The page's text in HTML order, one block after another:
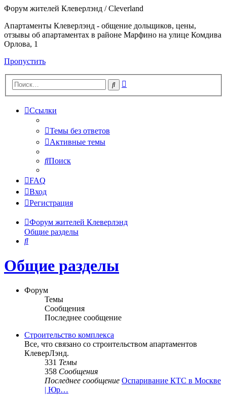
Форум жителей Клеверлэнд / Cleverland
Апартаменты Клеверлэнд - общение дольщиков, цены,
отзывы об апартаментах в районе Марфино на улице Комдива
Орлова, 1
Пропустить
Поиск
Ссылки
Темы без ответов
Активные темы
Поиск
FAQ
Вход
Регистрация
Форум жителей Клеверлэнд
Общие разделы
Поиск
Общие разделы
Форум
Темы
Сообщения
Последнее сообщение
Строительство комплекса
Все, что связано со строительством апартаментов
КлеверЛэнд.
331 Темы
358 Сообщения
Последнее сообщение Оспаривание КТС в Москве
| Юр…